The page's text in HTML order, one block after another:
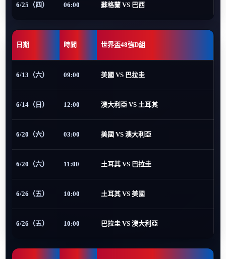
6/25（四） 06:00 蘇格蘭 VS 巴西
日期 時間 世界盃48強D組
6/13（六） 09:00 美國 VS 巴拉圭
6/14（日） 12:00 澳大利亞 VS 土耳其
6/20（六） 03:00 美國 VS 澳大利亞
6/20（六） 11:00 土耳其 VS 巴拉圭
6/26（五） 10:00 土耳其 VS 美國
6/26（五） 10:00 巴拉圭 VS 澳大利亞